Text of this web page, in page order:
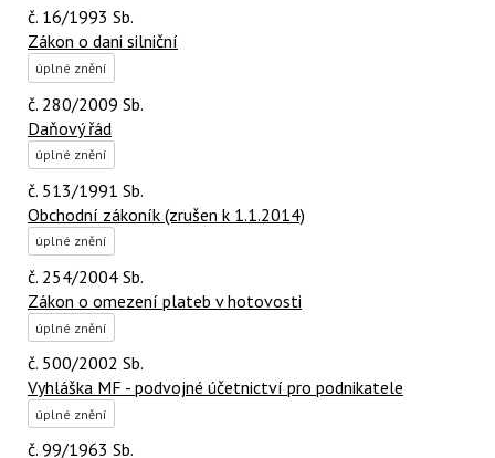
č. 16/1993 Sb.
Zákon o dani silniční
úplné znění
č. 280/2009 Sb.
Daňový řád
úplné znění
č. 513/1991 Sb.
Obchodní zákoník (zrušen k 1.1.2014)
úplné znění
č. 254/2004 Sb.
Zákon o omezení plateb v hotovosti
úplné znění
č. 500/2002 Sb.
Vyhláška MF - podvojné účetnictví pro podnikatele
úplné znění
č. 99/1963 Sb.